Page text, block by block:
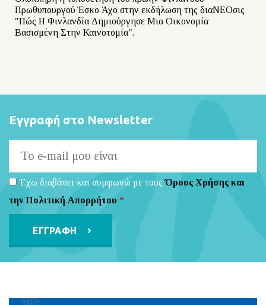
Πρωθυπουργού Έσκο Άχο στην εκδήλωση της διαΝΕΟσις
"Πώς Η Φινλανδία Δημιούργησε Μια Οικονομία
Βασισμένη Στην Καινοτομία".
Εγγραφή στο Newsletter
Έχω διαβάσει και συμφωνώ με τουςΌρους Χρήσης και
την Πολιτική Απορρήτου *